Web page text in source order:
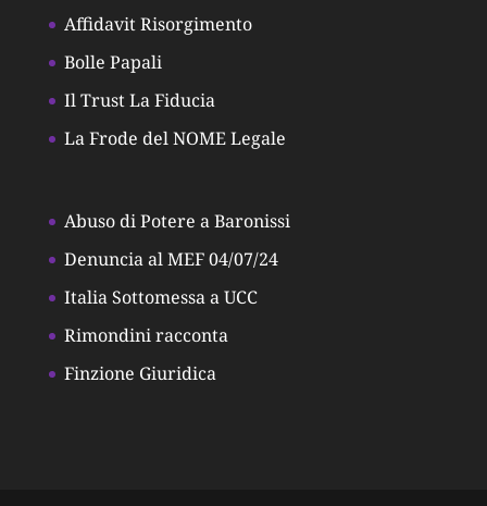
Affidavit Risorgimento
Bolle Papali
Il Trust La Fiducia
La Frode del NOME Legale
Abuso di Potere a Baronissi
Denuncia al MEF 04/07/24
Italia Sottomessa a UCC
Rimondini racconta
Finzione Giuridica